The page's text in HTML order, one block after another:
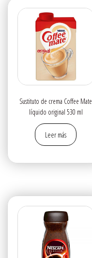
Sustituto de crema Coffee Mate
líquido original 530 ml
Leer más